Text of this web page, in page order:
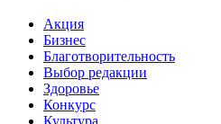
Акция
Бизнес
Благотворительность
Выбор редакции
Здоровье
Конкурс
Культура